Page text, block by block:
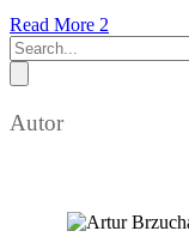
Read More 2
Autor